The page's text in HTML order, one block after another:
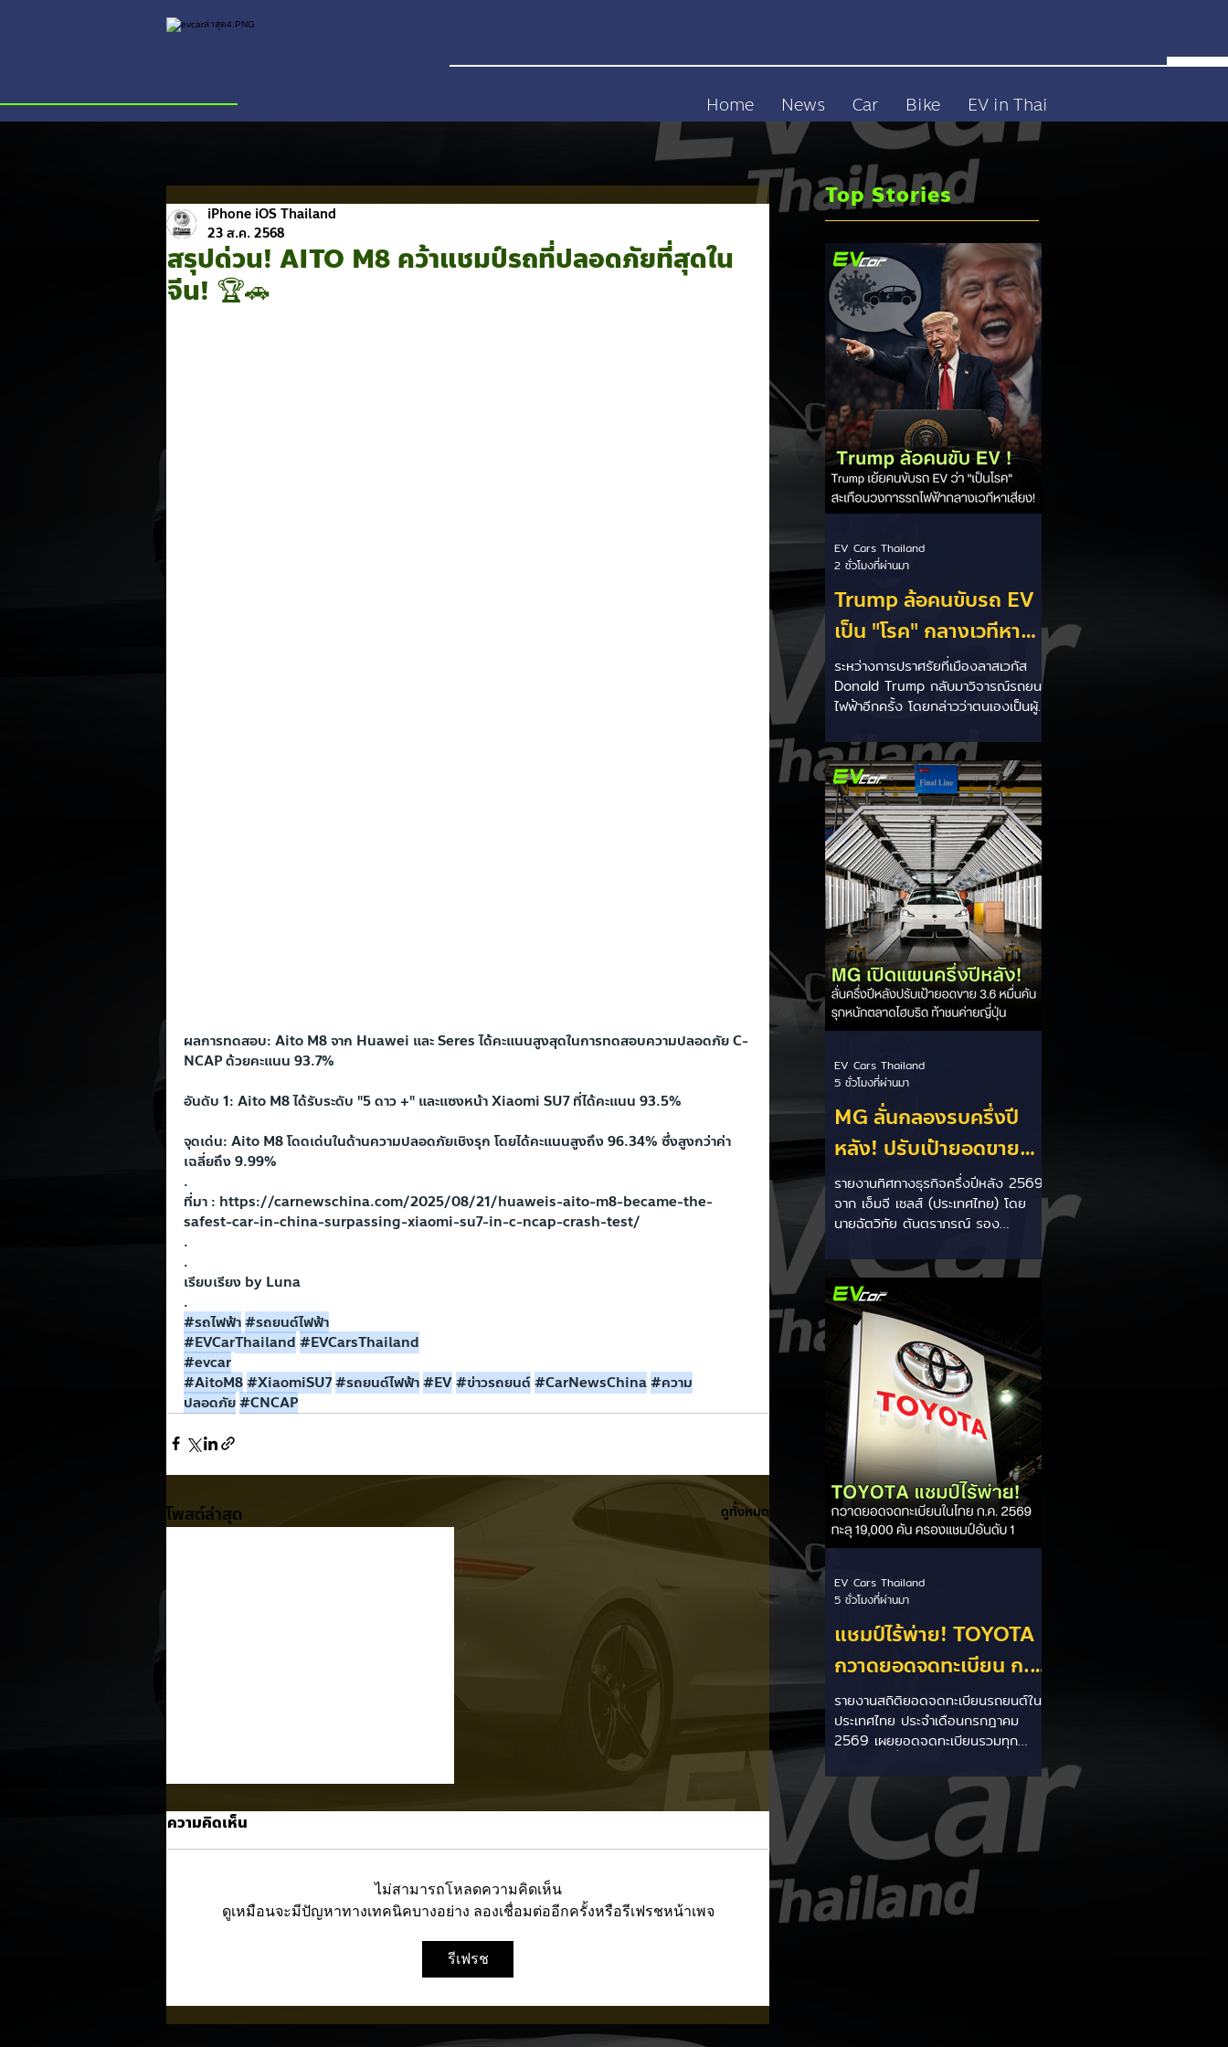
Home News Car Bike EV in Thai
สรุปด่วน! AITO M8 คว้าแชมป์รถที่ปลอดภัยที่สุดใน
จีน! 🏆🚗
iPhone iOS Thailand
23 ส.ค. 2568
ผลการทดสอบ: Aito M8 จาก Huawei และ Seres ได้คะแนนสูงสุดในการทดสอบความปลอดภัย C-
NCAP ด้วยคะแนน 93.7%
อันดับ 1: Aito M8 ได้รับระดับ "5 ดาว +" และแซงหน้า Xiaomi SU7 ที่ได้คะแนน 93.5%
จุดเด่น: Aito M8 โดดเด่นในด้านความปลอดภัยเชิงรุก โดยได้คะแนนสูงถึง 96.34% ซึ่งสูงกว่าค่า
เฉลี่ยถึง 9.99%
.
ที่มา : https://carnewschina.com/2025/08/21/huaweis-aito-m8-became-the-
safest-car-in-china-surpassing-xiaomi-su7-in-c-ncap-crash-test/
.
.
เรียบเรียง by Luna
.
#รถไฟฟ้า#รถยนต์ไฟฟ้า
#EVCarThailand #EVCarsThailand
#evcar
#AitoM8#XiaomiSU7#รถยนต์ไฟฟ้า#EV#ข่าวรถยนต์#CarNewsChina#ความ
ปลอดภัย#CNCAP
โพสต์ล่าสุด ดูทั้งหมด
"โรค" กลางเวทีหาเสียง! 🚘⚡
ความคิดเห็น
ไม่สามารถโหลดความคิดเห็น
ดูเหมือนจะมีปัญหาทางเทคนิคบางอย่าง ลองเชื่อมต่ออีกครั้งหรือรีเฟรชหน้าเพจ
รีเฟรช
Top Stories
Trump ล้อคนขับรถ EV
เป็น "โรค" กลางเวทีหา
เสียง! 🚘⚡
ระหว่างการปราศรัยที่เมืองลาสเวกัส
Donald Trump กลับมาวิจารณ์รถยนต์
ไฟฟ้าอีกครั้ง โดยกล่าวว่าตนเองเป็นผู้
ใช้รถยนต์ไฟฟ้าว่าเหมือน "เป็นโรค"
เพราะเริ่มกังวลเรื่องแบตเตอรี่ตั้งแต่ยัง
เหลือไฟจำนวนมาก และคอยมองหาสถา
นีชาร์จอยู่ตลอดเวลา ซึ่งสื่อมองว่า
เป็นการพาดพิงถึงอาการ Range
Anxiety หรือความกังวลเรื่องระยะทาง
วิ่งของรถ EV Trump ยังระบุว่า
ปัจจุบันรถยนต์ไฟฟ้ามีสัดส่วนเพียง
ประมาณ 7% ของยอดขายรถใหม่ใน
สหรัฐฯ และใช้ตัวเลขนี้เป็นเหตุผล
ประกอบว่า...
EV Cars Thailand
2 ชั่วโมงที่ผ่านมา
MG ลั่นกลองรบครึ่งปี
หลัง! ปรับเป้ายอดขาย
เพิ่มเป็น 36,000 คัน
พร้อมเดินหน้าลงศึกชิง
(HEV)
รายงานทิศทางธุรกิจครึ่งปีหลัง 2569
จาก เอ็มจี เซลส์ (ประเทศไทย) โดย
นายฉัตวิทัย ตันตราภรณ์ รอง
6 เดือนแรก (ม.ค. - มิ.ย.) โตพุ่ง 67%
แตะ 16,920 คัน พร้อมส่งสัญญาณ
ปรับเป้าหมายยอดขายรวมปีนี้เพิ่มขึ้นเป็น
36,000 คัน จากเดิมตั้งไว้ 30,000
คัน โดยพร้อมเร่งส่งมอบรถค้างสต็อก
(Back Order) ทั้งหมดในระยะเวลาอัน
สั้น - ปรับเป้าเติบโต & เคลียร์ Back
Order: ยอดขายครึ่งปีแรกที่เติบโตสูง
ถึง 67% ประกอบกับการแก้ไขปัญหา
การนำเข้าชิ้นส่วนจากสถานการณ์
ตึงเครียดในตะว
EV Cars Thailand
5 ชั่วโมงที่ผ่านมา
แชมป์ไร้พ่าย! TOYOTA
กวาดยอดจดทะเบียน ก.ค.
69 เฉียด 2 หมื่นคัน ครอง
แชมป์อันดับ 1 ในไทย
รายงานสถิติยอดจดทะเบียนรถยนต์ใน
ประเทศไทย ประจำเดือนกรกฎาคม
2569 เผยยอดจดทะเบียนรวมทุก
ใหญ่สัญชาติญี่ปุ่นอย่าง TOYOTA ยัง
คงสร้างผลงานได้อย่างยอดเยี่ยม ด้วย
ยอดจดทะเบียนรวมแบรนด์สูงถึง
19,564 คัน ครองส่วนแบ่งตลาด
อันดับ 1 ของประเทศได้อย่างมั่นคงและ
ทิ้งห่างคู่แข่งอย่างขาดลอย รายละเอียด
จากสถิติ: - ภาพรวมแบรนด์: TOYOTA
คว้าอันดับ 1 ยอดจดทะเบียนรวมทุก
EV Cars Thailand
5 ชั่วโมงที่ผ่านมา